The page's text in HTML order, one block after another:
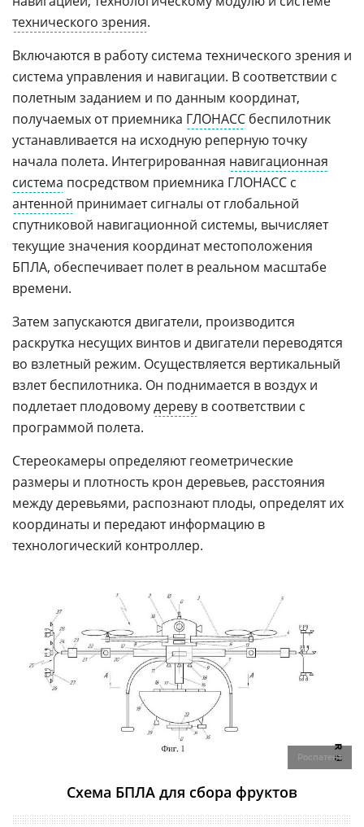
технического зрения.
Включаются в работу система технического зрения и
система управления и навигации. В соответствии с
полетным заданием и по данным координат,
получаемых от приемника ГЛОНАСС беспилотник
устанавливается на исходную реперную точку
начала полета. Интегрированная навигационная
система посредством приемника ГЛОНАСС с
антенной принимает сигналы от глобальной
спутниковой навигационной системы, вычисляет
текущие значения координат местоположения
БПЛА, обеспечивает полет в реальном масштабе
времени.
Затем запускаются двигатели, производится
раскрутка несущих винтов и двигатели переводятся
во взлетный режим. Осуществляется вертикальный
взлет беспилотника. Он поднимается в воздух и
подлетает плодовомудереву в соответствии с
программой полета.
Стереокамеры определяют геометрические
размеры и плотность крон деревьев, расстояния
между деревьями, распознают плоды, определят их
координаты и передают информацию в
технологический контроллер.
Роспатент
Схема БПЛА для сбора фруктов